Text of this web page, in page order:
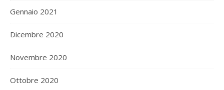
Gennaio 2021
Dicembre 2020
Novembre 2020
Ottobre 2020